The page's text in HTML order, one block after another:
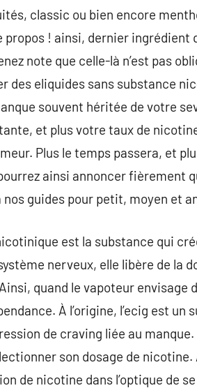
classic ou bien encore
propos ! ainsi, dernier ingrédient
note que celle-là n’est pas
des eliquides sans substance
souvent héritée de votre
et plus votre taux de
Plus le temps passera, et
ainsi annoncer fièrement
guides pour petit, moyen et
est la substance qui
nerveux, elle libère de la
quand le vapoteur envisage
À l’origine, l’ecig est
de craving liée au
son dosage de
de nicotine dans l’optique de